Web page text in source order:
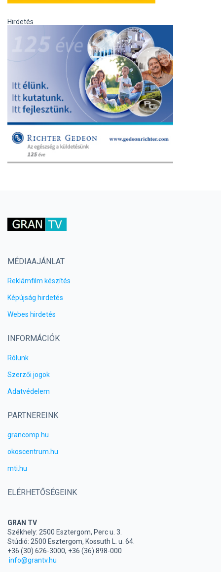
Hirdetés
MÉDIAAJÁNLAT
Reklámfilm készítés
Képújság hirdetés
Webes hirdetés
INFORMÁCIÓK
Rólunk
Szerzői jogok
Adatvédelem
PARTNEREINK
grancomp.hu
okoscentrum.hu
mti.hu
ELÉRHETŐSÉGEINK
GRAN TV
Székhely: 2500 Esztergom, Perc u. 3.
Stúdió: 2500 Esztergom, Kossuth L. u. 64.
+36 (30) 626-3000, +36 (36) 898-000
info@grantv.hu